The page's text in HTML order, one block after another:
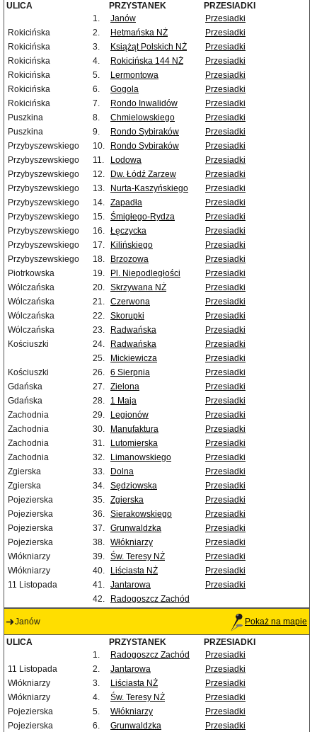
ULICA PRZYSTANEK
PRZESIADKI
1.
Janów
Przesiadki
Rokicińska
2. Hetmańska NŻ
Przesiadki
Rokicińska
3. Książąt Polskich NŻ
Przesiadki
Rokicińska
4. Rokicińska 144 NŻ
Przesiadki
Rokicińska
5. Lermontowa
Przesiadki
Rokicińska
6. Gogola
Przesiadki
Rokicińska
7. Rondo Inwalidów
Przesiadki
Puszkina
8. Chmielowskiego
Przesiadki
Puszkina
9. Rondo Sybiraków
Przesiadki
Przybyszewskiego
10. Rondo Sybiraków
Przesiadki
Przybyszewskiego
11. Lodowa
Przesiadki
Przybyszewskiego
12. Dw. Łódź Zarzew
Przesiadki
Przybyszewskiego
13. Nurta-Kaszyńskiego
Przesiadki
Przybyszewskiego
14. Zapadła
Przesiadki
Przybyszewskiego
15. Śmigłego-Rydza
Przesiadki
Przybyszewskiego
16. Łęczycka
Przesiadki
Przybyszewskiego
17. Kilińskiego
Przesiadki
Przybyszewskiego
18. Brzozowa
Przesiadki
Piotrkowska
19. Pl. Niepodległości
Przesiadki
Wólczańska
20. Skrzywana NŻ
Przesiadki
Wólczańska
21. Czerwona
Przesiadki
Wólczańska
22. Skorupki
Przesiadki
Wólczańska
23. Radwańska
Przesiadki
Kościuszki
24. Radwańska
Przesiadki
25.
Mickiewicza
Przesiadki
Kościuszki
26. 6 Sierpnia
Przesiadki
Gdańska
27. Zielona
Przesiadki
Gdańska
28. 1 Maja
Przesiadki
Zachodnia
29. Legionów
Przesiadki
Zachodnia
30. Manufaktura
Przesiadki
Zachodnia
31. Lutomierska
Przesiadki
Zachodnia
32. Limanowskiego
Przesiadki
Zgierska
33. Dolna
Przesiadki
Zgierska
34. Sędziowska
Przesiadki
Pojezierska
35. Zgierska
Przesiadki
Pojezierska
36. Sierakowskiego
Przesiadki
Pojezierska
37. Grunwaldzka
Przesiadki
Pojezierska
38. Włókniarzy
Przesiadki
Włókniarzy
39. Św. Teresy NŻ
Przesiadki
Włókniarzy
40. Liściasta NŻ
Przesiadki
11 Listopada
41. Jantarowa
Przesiadki
42.
Radogoszcz Zachód
Janów Pokaż na mapie
ULICA PRZYSTANEK
PRZESIADKI
1.
Radogoszcz Zachód
Przesiadki
11 Listopada
2. Jantarowa
Przesiadki
Włókniarzy
3. Liściasta NŻ
Przesiadki
Włókniarzy
4. Św. Teresy NŻ
Przesiadki
Pojezierska
5. Włókniarzy
Przesiadki
Pojezierska
6. Grunwaldzka
Przesiadki